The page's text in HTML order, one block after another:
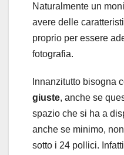
Naturalmente un
avere delle
proprio per essere
fotografia.
Innanzitutto bisogna
giuste, anche se
spazio che si ha a
anche se minimo,
sotto i 24 pollici.